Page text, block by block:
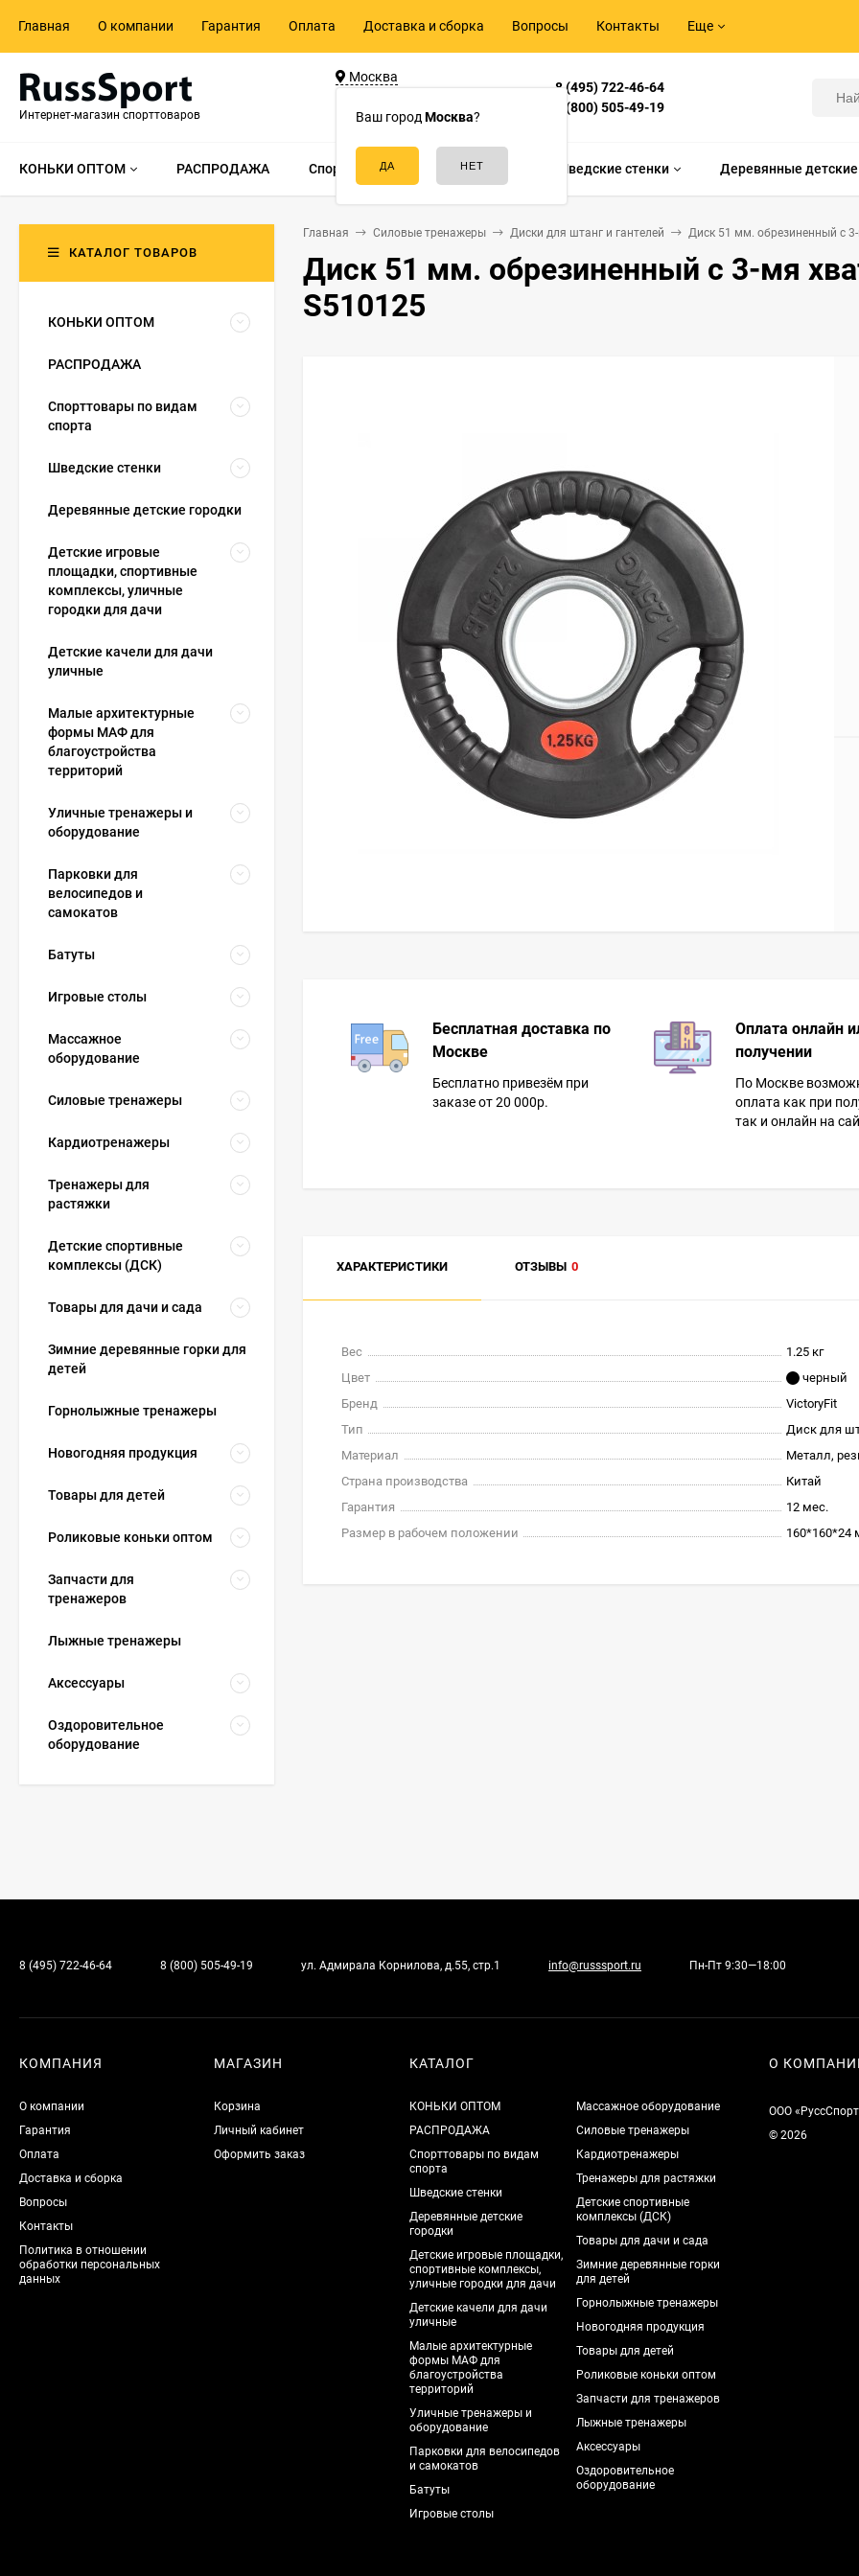
Главная О компании Гарантия Оплата Доставка и сборка Вопросы Контакты Еще
Интернет-магазин спорттоваров
Москва
Ваш город Москва?
д.55, стр.1
8 (495) 722-46-64
8 (800) 505-49-19
КОНЬКИ ОПТОМ РАСПРОДАЖА Спорттовары по видам спорта Шведские стенки Деревянные
Главная Силовые тренажеры Диски для штанг и гантелей Диск 51 мм. обрезиненный с
Диск 51 мм. обрезиненный с 3-мя
S510125
Бесплатная доставка по
Москве
Бесплатно привезём при
заказе от 20 000р.
Оплата онлайн
получении
По Москве
оплата как при
так и онлайн на
ХАРАКТЕРИСТИКИ ОТЗЫВЫ 0
Вес
1.25 кг
Цвет
черный
Бренд
VictoryFit
Тип
Диск для
Материал
Металл,
Страна производства
Китай
Гарантия
12 мес.
Размер в рабочем положении
160*160*24
КАТАЛОГ ТОВАРОВ
КОНЬКИ ОПТОМ
РАСПРОДАЖА
Спорттовары по видам
спорта
Шведские стенки
Деревянные детские городки
Детские игровые
площадки, спортивные
комплексы, уличные
городки для дачи
Детские качели для дачи
уличные
Малые архитектурные
формы МАФ для
благоустройства
территорий
Уличные тренажеры и
оборудование
Парковки для
велосипедов и
самокатов
Батуты
Игровые столы
Массажное
оборудование
Силовые тренажеры
Кардиотренажеры
Тренажеры для
растяжки
Детские спортивные
комплексы (ДСК)
Товары для дачи и сада
Зимние деревянные горки для
детей
Горнолыжные тренажеры
Новогодняя продукция
Товары для детей
Роликовые коньки оптом
Запчасти для
тренажеров
Лыжные тренажеры
Аксессуары
Оздоровительное
оборудование
8 (495) 722-46-64 8 (800) 505-49-19 ул. Адмирала Корнилова, д.55, стр.1 info@russsport.ru Пн-Пт 9:30—18:00
КОМПАНИЯ
О компании
Гарантия
Оплата
Доставка и сборка
Вопросы
Контакты
Политика в отношении
обработки персональных
данных
МАГАЗИН
Корзина
Личный кабинет
Оформить заказ
КАТАЛОГ
КОНЬКИ ОПТОМ
РАСПРОДАЖА
Спорттовары по видам
спорта
Шведские стенки
Деревянные детские
городки
Детские игровые площадки,
спортивные комплексы,
уличные городки для дачи
Детские качели для дачи
уличные
Малые архитектурные
формы МАФ для
благоустройства
территорий
Уличные тренажеры и
оборудование
Парковки для велосипедов
и самокатов
Батуты
Игровые столы
Массажное оборудование
Силовые тренажеры
Кардиотренажеры
Тренажеры для растяжки
Детские спортивные
комплексы (ДСК)
Товары для дачи и сада
Зимние деревянные горки
для детей
Горнолыжные тренажеры
Новогодняя продукция
Товары для детей
Роликовые коньки оптом
Запчасти для тренажеров
Лыжные тренажеры
Аксессуары
Оздоровительное
оборудование
О
ООО
© 2026